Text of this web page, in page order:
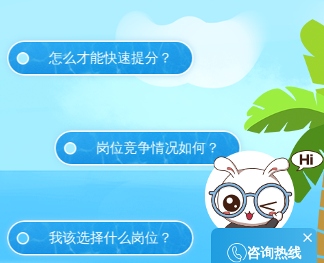
怎么才能快速提分？
岗位竞争情况如何？
我该选择什么岗位？
咨询热线